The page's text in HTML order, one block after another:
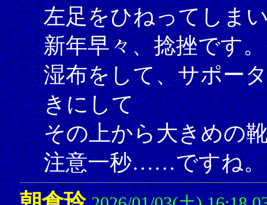
左足をひねってしま
新年早々、捻挫です。
湿布をして、サポー
きにして
その上から大きめの
注意一秒……ですね。